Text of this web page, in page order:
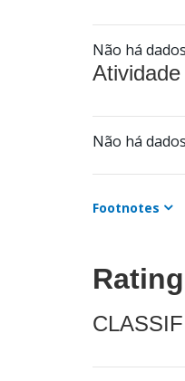
Não há
Não há
Footnotes